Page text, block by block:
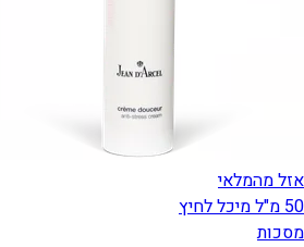
אזל מהמלאי
50 מ"ל מיכל לחיץ
מסכות